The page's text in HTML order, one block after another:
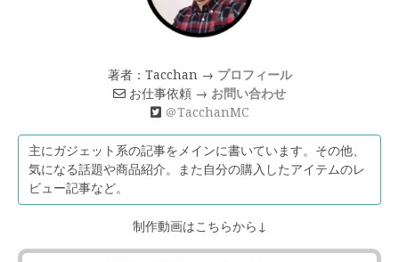
著者：Tacchan → プロフィール
お仕事依頼 → お問い合わせ
＠TacchanMC
主にガジェット系の記事をメインに書いています。その他、
気になる話題や商品紹介。また自分の購入したアイテムのレ
ビュー記事など。
制作動画はこちらから↓